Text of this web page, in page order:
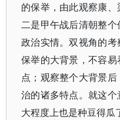
的保举，由此观察康
二是甲午战后清朝整
政治实情。双视角的
保举的大背景，不容
点；观察整个大背景
治的诸多特点。就这
大程度上也是种豆得瓜